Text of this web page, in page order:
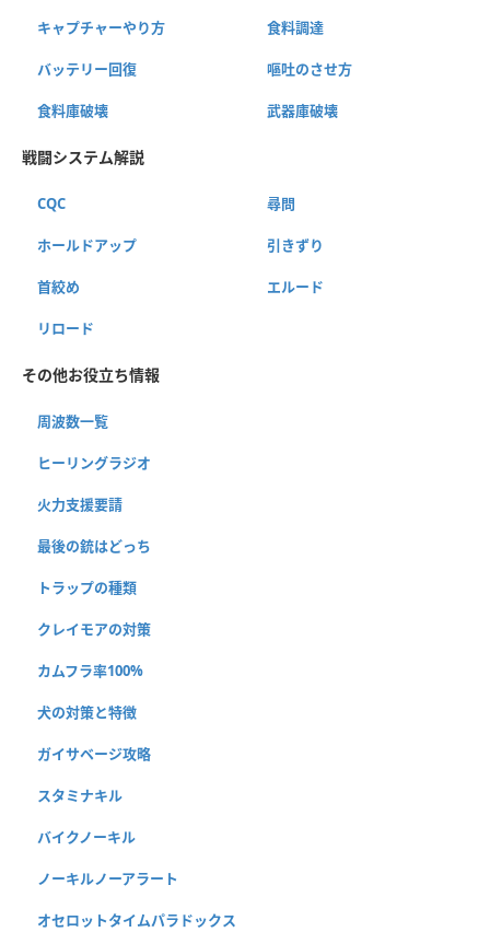
キャプチャーやり方 食料調達
バッテリー回復 嘔吐のさせ方
食料庫破壊 武器庫破壊
戦闘システム解説
CQC 尋問
ホールドアップ 引きずり
首絞め エルード
リロード
その他お役立ち情報
周波数一覧
ヒーリングラジオ
火力支援要請
最後の銃はどっち
トラップの種類
クレイモアの対策
カムフラ率100%
犬の対策と特徴
ガイサベージ攻略
スタミナキル
バイクノーキル
ノーキルノーアラート
オセロットタイムパラドックス